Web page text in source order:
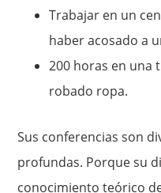
Trabajar en un
haber acosado a
200 horas en una
robado ropa.
Sus conferencias son
profundas. Porque su
conocimiento teórico